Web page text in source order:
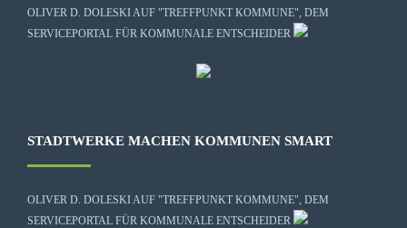
OLIVER D. DOLESKI AUF "TREFFPUNKT KOMMUNE", DEM
SERVICEPORTAL FÜR KOMMUNALE ENTSCHEIDER
STADTWERKE MACHEN KOMMUNEN SMART
OLIVER D. DOLESKI AUF "TREFFPUNKT KOMMUNE", DEM
SERVICEPORTAL FÜR KOMMUNALE ENTSCHEIDER